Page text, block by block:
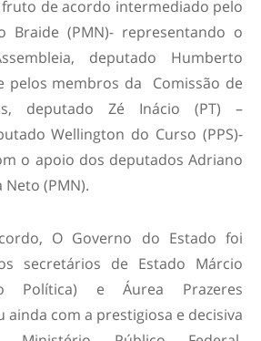
de acordo intermediado pelo
Braide (PMN)- representando o
deputado Humberto
pelos membros da Comissão de
deputado Zé Inácio (PT) –
Wellington do Curso (PPS)-
o apoio dos deputados Adriano
Neto (PMN).
O Governo do Estado foi
secretários de Estado Márcio
Política) e Áurea Prazeres
ainda com a prestigiosa e decisiva